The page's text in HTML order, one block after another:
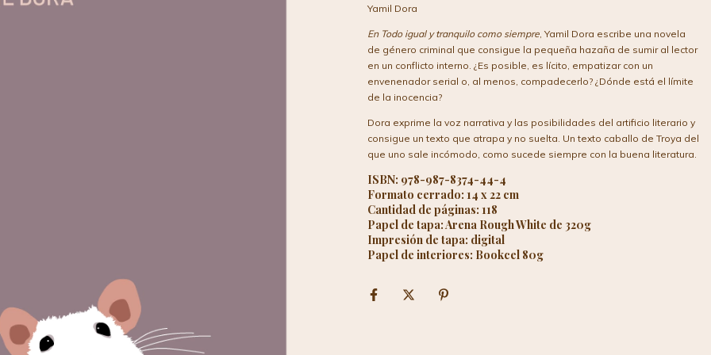
Yamil Dora
En Todo igual y tranquilo como siempre, Yamil Dora escribe una novela
de género criminal que consigue la pequeña hazaña de sumir al lector
en un conflicto interno. ¿Es posible, es lícito, empatizar con un
envenenador serial o, al menos, compadecerlo? ¿Dónde está el límite
de la inocencia?
Dora exprime la voz narrativa y las posibilidades del artificio literario y
consigue un texto que atrapa y no suelta. Un texto caballo de Troya del
que uno sale incómodo, como sucede siempre con la buena literatura.
ISBN: 978-987-8374-44-4
Formato cerrado: 14 x 22 cm
Cantidad de páginas: 118
Papel de tapa: Arena Rough White de 320g
Impresión de tapa: digital
Papel de interiores: Bookcel 80g